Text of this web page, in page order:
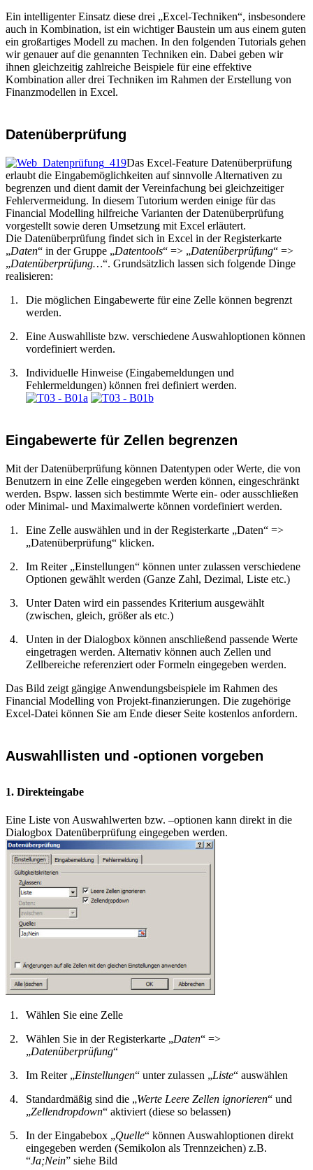
Ein intelligenter Einsatz diese drei „Excel-Techniken“, insbesondere
auch in Kombination, ist ein wichtiger Baustein um aus einem guten
ein großartiges Modell zu machen. In den folgenden Tutorials gehen
wir genauer auf die genannten Techniken ein. Dabei geben wir
ihnen gleichzeitig zahlreiche Beispiele für eine effektive
Kombination aller drei Techniken im Rahmen der Erstellung von
Finanzmodellen in Excel.
Datenüberprüfung
Das Excel-Feature Datenüberprüfung
erlaubt die Eingabemöglichkeiten auf sinnvolle Alternativen zu
begrenzen und dient damit der Vereinfachung bei gleichzeitiger
Fehlervermeidung. In diesem Tutorium werden einige für das
Financial Modelling hilfreiche Varianten der Datenüberprüfung
vorgestellt sowie deren Umsetzung mit Excel erläutert.
Die Datenüberprüfung findet sich in Excel in der Registerkarte
„Daten“ in der Gruppe „Datentools“ => „Datenüberprüfung“ =>
„Datenüberprüfung…“. Grundsätzlich lassen sich folgende Dinge
realisieren:
Die möglichen Eingabewerte für eine Zelle können begrenzt
werden.
Eine Auswahlliste bzw. verschiedene Auswahloptionen können
vordefiniert werden.
Individuelle Hinweise (Eingabemeldungen und
Fehlermeldungen) können frei definiert werden.
Eingabewerte für Zellen begrenzen
Mit der Datenüberprüfung können Datentypen oder Werte, die von
Benutzern in eine Zelle eingegeben werden können, eingeschränkt
werden. Bspw. lassen sich bestimmte Werte ein- oder ausschließen
oder Minimal- und Maximalwerte können vordefiniert werden.
Eine Zelle auswählen und in der Registerkarte „Daten“ =>
„Datenüberprüfung“ klicken.
Im Reiter „Einstellungen“ können unter zulassen verschiedene
Optionen gewählt werden (Ganze Zahl, Dezimal, Liste etc.)
Unter Daten wird ein passendes Kriterium ausgewählt
(zwischen, gleich, größer als etc.)
Unten in der Dialogbox können anschließend passende Werte
eingetragen werden. Alternativ können auch Zellen und
Zellbereiche referenziert oder Formeln eingegeben werden.
Das Bild zeigt gängige Anwendungsbeispiele im Rahmen des
Financial Modelling von Projekt-finanzierungen. Die zugehörige
Excel-Datei können Sie am Ende dieser Seite kostenlos anfordern.
Auswahllisten und -optionen vorgeben
1. Direkteingabe
Eine Liste von Auswahlwerten bzw. –optionen kann direkt in die
Dialogbox Datenüberprüfung eingegeben werden.
Wählen Sie eine Zelle
Wählen Sie in der Registerkarte „Daten“ =>
„Datenüberprüfung“
Im Reiter „Einstellungen“ unter zulassen „Liste“ auswählen
Standardmäßig sind die „Werte Leere Zellen ignorieren“ und
„Zellendropdown“ aktiviert (diese so belassen)
In der Eingabebox „Quelle“ können Auswahloptionen direkt
eingegeben werden (Semikolon als Trennzeichen) z.B.
“Ja;Nein” siehe Bild